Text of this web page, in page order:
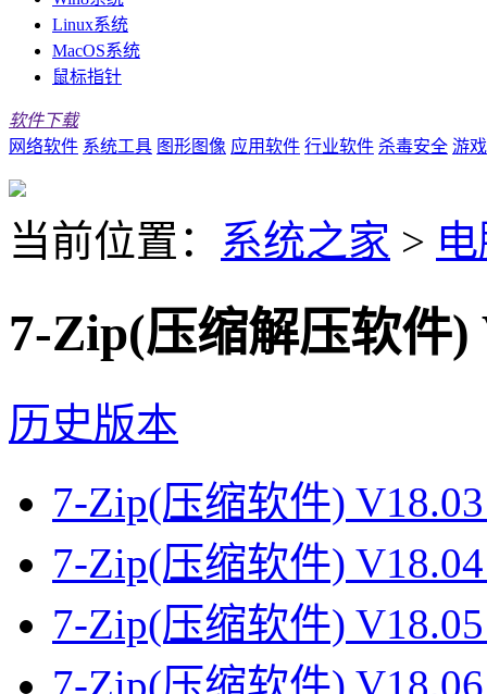
Linux系统
MacOS系统
鼠标指针
软件下载
网络软件 系统工具 图形图像 应用软件 行业软件 杀毒安全 游
当前位置： 系统之家 >
7-Zip(压缩解压软件)
历史版本
7-Zip(压缩软件)
7-Zip(压缩软件)
7-Zip(压缩软件)
7-Zip(压缩软件)